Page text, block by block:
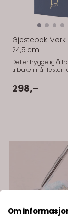
Gjestebok Mørk
24,5 cm
Det er hyggelig å
tilbake i når festen
gjestebok gir
mulighet til å legge
ord som varer
gjennom hele
det større sjanse
skriver en hilsen. Praktisk
Mål: 20 × 24,5 cm Produsent:
ved siden av
298,-
På lager
Om